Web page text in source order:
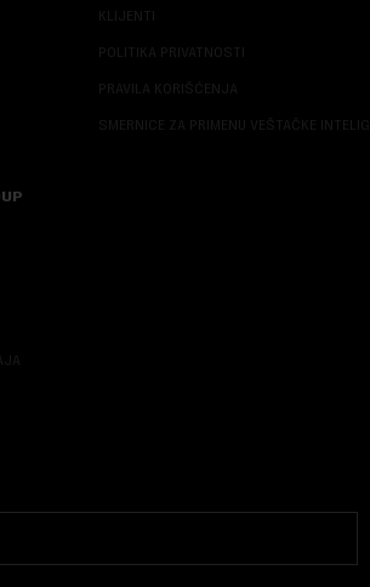
KLIJENTI
POLITIKA PRIVATNOSTI
PRAVILA KORIŠĆENJA
SMERNICE ZA PRIMENU VEŠTAČKE